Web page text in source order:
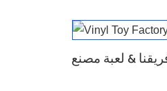
& لعبة مصنع